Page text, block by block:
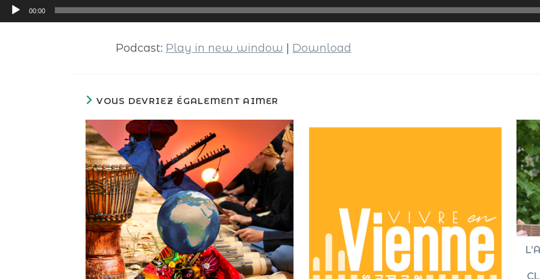
Lecteur
audio
00:00
Podcast: Play in new window Download
VOUS DEVRIEZ ÉGALEMENT AIMER